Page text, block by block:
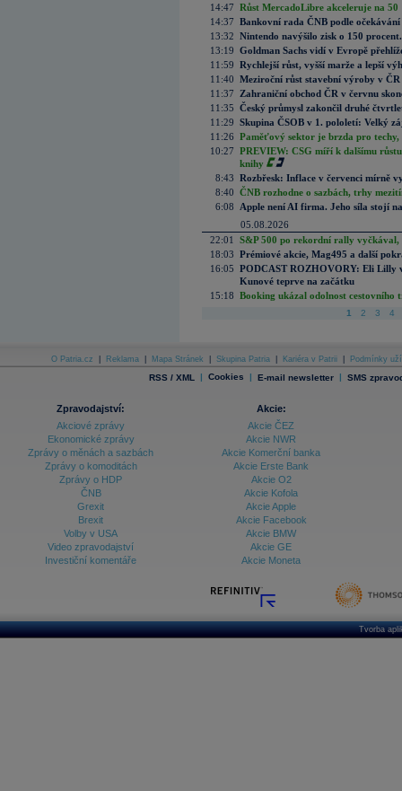
14:47 Růst MercadoLibre akceleruje na
14:37 Bankovní rada ČNB podle
13:32 Nintendo navýšilo zisk o 150
13:19 Goldman Sachs vidí v Evropě
11:59 Rychlejší růst, vyšší marže a lepší
11:40 Meziroční růst stavební výroby v
11:37
Zahraniční obchod ČR v červnu
11:35 Český průmysl zakončil druhé
11:29 Skupina ČSOB v 1. pololetí: Velký
11:26 Paměťový sektor je brzda pro techy,
10:27 PREVIEW: CSG míří k dalšímu
knihy
8:43 Rozbřesk: Inflace v červenci mírně
8:40 ČNB rozhodne o sazbách, trhy
6:08
Apple není AI firma. Jeho síla stojí
05.08.2026
22:01
S&P 500 po rekordní rally vyčkával,
18:03 Prémiové akcie, Mag495 a další
16:05 PODCAST ROZHOVORY: Eli Lilly
Kunové teprve na začátku
15:18 Booking ukázal odolnost cestovního
1 2 3 4
O Patria.cz Reklama Mapa Stránek Skupina Patria Kariéra v Patrii Podmínky
RSS / XML | Cookies | E-mail newsletter | SMS
Zpravodajství:
Akciové zprávy
Ekonomické zprávy
Zprávy o měnách a sazbách
Zprávy o komoditách
Zprávy o HDP
ČNB
Grexit
Brexit
Volby v USA
Video zpravodajství
Investiční komentáře
Akcie:
Akcie ČEZ
Akcie NWR
Akcie Komerční banka
Akcie Erste Bank
Akcie O2
Akcie Kofola
Akcie Apple
Akcie Facebook
Akcie BMW
Akcie GE
Akcie Moneta
Tvorba